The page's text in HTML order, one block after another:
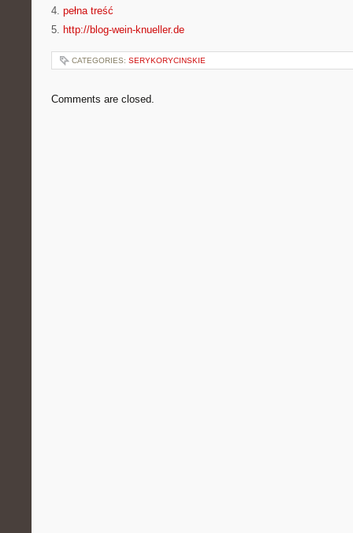
4. pełna treść
5. http://blog-wein-knueller.de
CATEGORIES: SERYKORYCINSKIE
Comments are closed.